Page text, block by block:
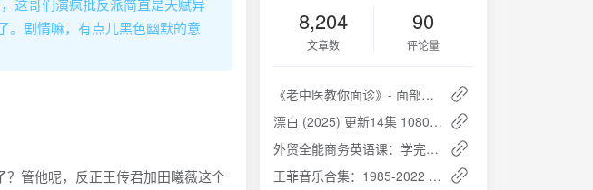
这哥们演疯批反派简直是天赋异
。剧情嘛，有点儿黑色幽默的意
管他呢，反正王传君加田曦薇这个
8,204
文章数
90
评论量
《老中医教你面诊》- 面部与五脏六腑的关系，一眼看出病情
漂白 (2025) 更新14集 1080p/4K 完结 【郭京飞/赵今麦/悬疑】
外贸全能商务英语课：学完轻松谈生意，轻松拿订单
王菲音乐合集：1985-2022 经典专辑全收录